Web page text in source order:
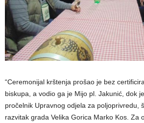
“Ceremonijal krštenja prošao je bez
biskupa, a vodio ga je Mijo pl. Jakunić, dok
pročelnik Upravnog odjela za poljoprivredu,
razvitak grada Velika Gorica Marko Kos. Za